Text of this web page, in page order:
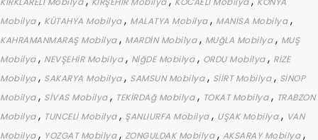
Mobilya, KÜTAHYA Mobilya, MALATYA Mobilya, MANİSA Mobilya,
KAHRAMANMARAŞ Mobilya, MARDİN Mobilya, MUğLA Mobilya, MUŞ
Mobilya, NEVŞEHİR Mobilya, NİğDE Mobilya, ORDU Mobilya, RİZE
Mobilya, SAKARYA Mobilya, SAMSUN Mobilya, SİİRT Mobilya, SİNOP
Mobilya, SİVAS Mobilya, TEKİRDAğ Mobilya, TOKAT Mobilya, TRABZON
Mobilya, TUNCELİ Mobilya, ŞANLIURFA Mobilya, UŞAK Mobilya, VAN
Mobilya, YOZGAT Mobilya, ZONGULDAK Mobilya, AKSARAY Mobilya,